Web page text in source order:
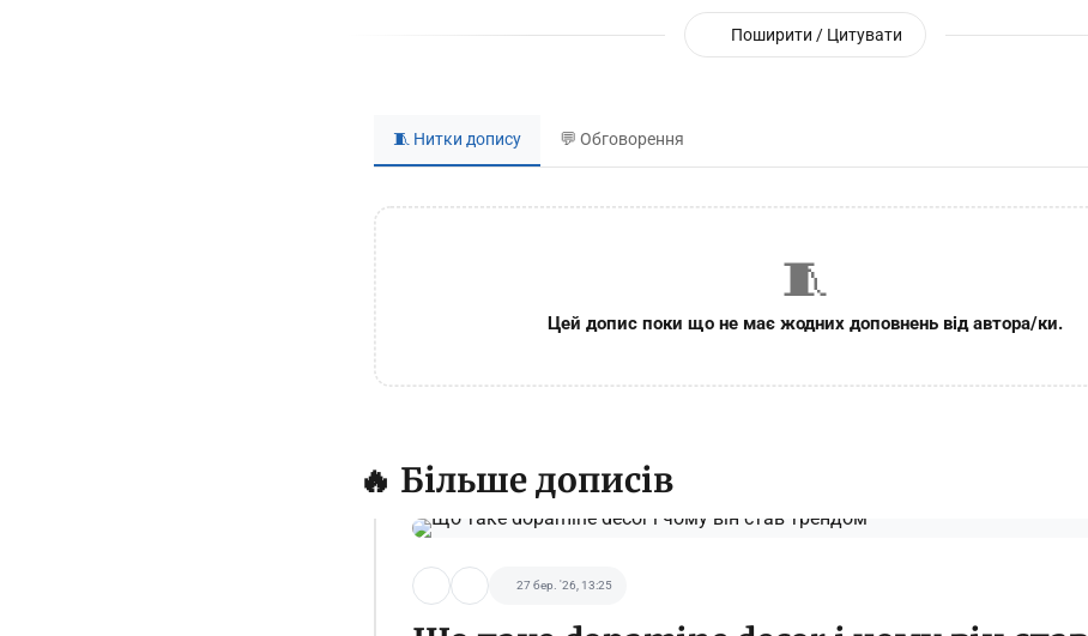
Поширити / Цитувати
🧵 Нитки допису 💬 Обговорення
🧵
Цей допис поки що не має жодних доповнень від автора/ки.
🔥 Більше дописів
27 бер. '26, 13:25